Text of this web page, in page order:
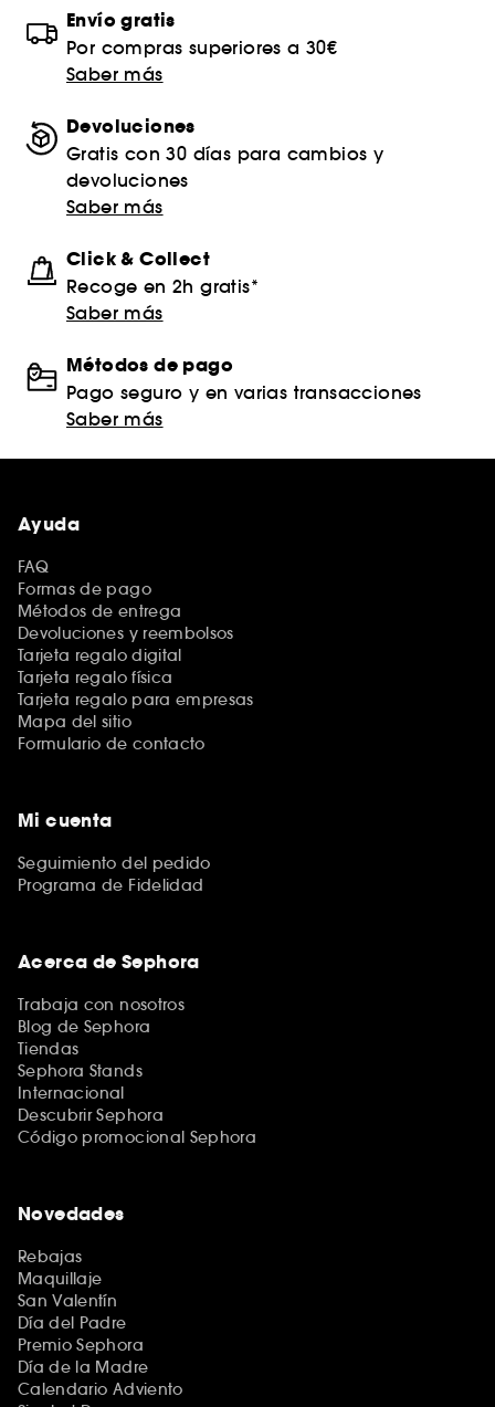
Envío gratis
Por compras superiores a 30€
Saber más
Devoluciones
Gratis con 30 días para cambios y
devoluciones
Saber más
Click & Collect
Recoge en 2h gratis*
Saber más
Métodos de pago
Pago seguro y en varias transacciones
Saber más
Ayuda
FAQ
Formas de pago
Métodos de entrega
Devoluciones y reembolsos
Tarjeta regalo digital
Tarjeta regalo física
Tarjeta regalo para empresas
Mapa del sitio
Formulario de contacto
Mi cuenta
Seguimiento del pedido
Programa de Fidelidad
Acerca de Sephora
Trabaja con nosotros
Blog de Sephora
Tiendas
Sephora Stands
Internacional
Descubrir Sephora
Código promocional Sephora
Novedades
Rebajas
Maquillaje
San Valentín
Día del Padre
Premio Sephora
Día de la Madre
Calendario Adviento